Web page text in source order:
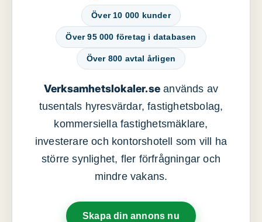
Över 10 000 kunder
Över 95 000 företag i databasen
Över 800 avtal årligen
Verksamhetslokaler.se används av
tusentals hyresvärdar, fastighetsbolag,
kommersiella fastighetsmäklare,
investerare och kontorshotell som vill ha
större synlighet, fler förfrågningar och
mindre vakans.
Skapa din annons nu